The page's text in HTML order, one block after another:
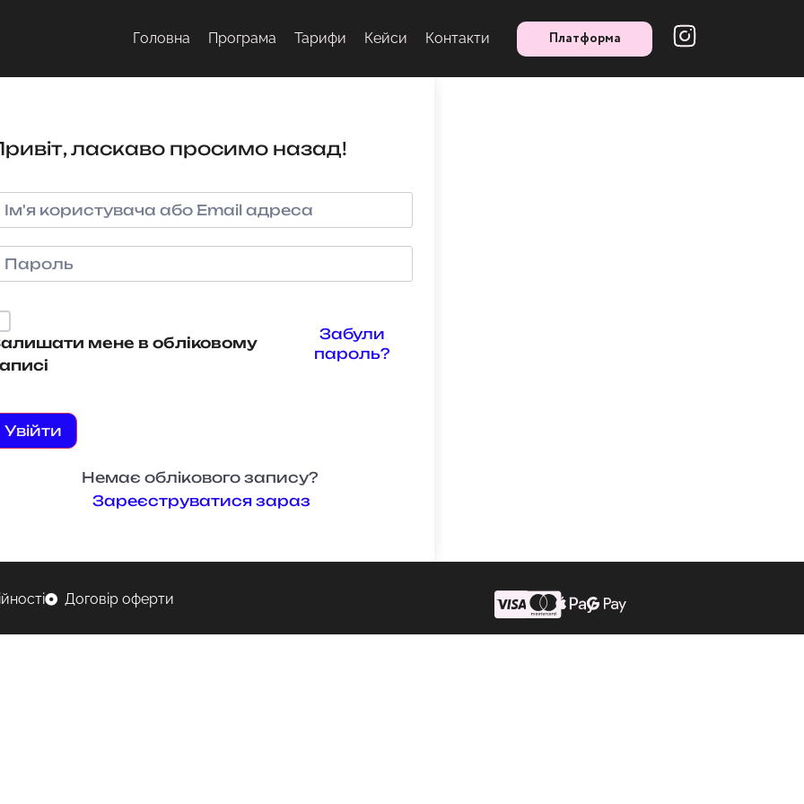
Головна Програма Тарифи Кейси Контакти Платформа
ласкаво просимо назад!
мене в обліковому
Забули
пароль?
Увійти
Немає облікового запису?
Зареєструватися зараз
Договір оферти